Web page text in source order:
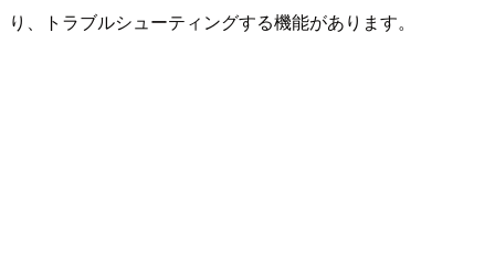
り、トラブルシューティングする機能があります。